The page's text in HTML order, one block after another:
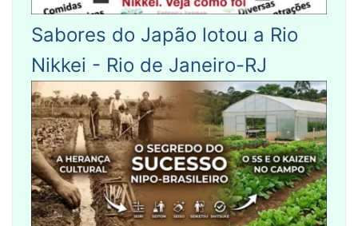
Sabores do Japão lotou a Rio
Nikkei - Rio de Janeiro-RJ